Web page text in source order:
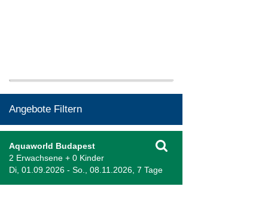
Angebote Filtern
Aquaworld Budapest
2 Erwachsene + 0 Kinder
Di, 01.09.2026 - So., 08.11.2026, 7 Tage